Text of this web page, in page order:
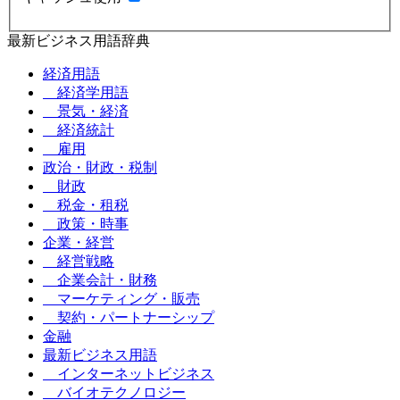
最新ビジネス用語辞典
経済用語
経済学用語
景気・経済
経済統計
雇用
政治・財政・税制
財政
税金・租税
政策・時事
企業・経営
経営戦略
企業会計・財務
マーケティング・販売
契約・パートナーシップ
金融
最新ビジネス用語
インターネットビジネス
バイオテクノロジー